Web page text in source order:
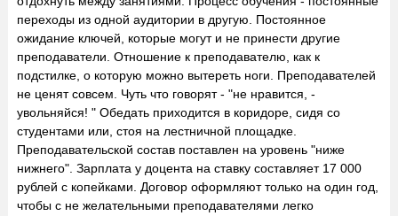
переходы из одной аудитории в другую. Постоянное
ожидание ключей, которые могут и не принести другие
преподаватели. Отношение к преподавателю, как к
подстилке, о которую можно вытереть ноги. Преподавателей
не ценят совсем. Чуть что говорят - "не нравится, -
увольняйся! " Обедать приходится в коридоре, сидя со
студентами или, стоя на лестничной площадке.
Преподавательской состав поставлен на уровень "ниже
нижнего". Зарплата у доцента на ставку составляет 17 000
рублей с копейками. Договор оформляют только на один год,
чтобы с не желательными преподавателями легко